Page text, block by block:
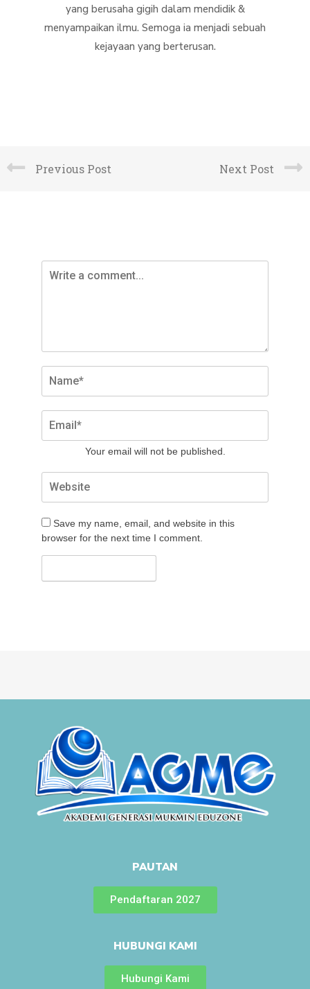
yang berusaha gigih dalam mendidik &
menyampaikan ilmu. Semoga ia menjadi sebuah
kejayaan yang berterusan.
Previous Post Next Post
Your email will not be published.
Save my name, email, and website in this
browser for the next time I comment.
PAUTAN
Pendaftaran 2027
HUBUNGI KAMI
Hubungi Kami